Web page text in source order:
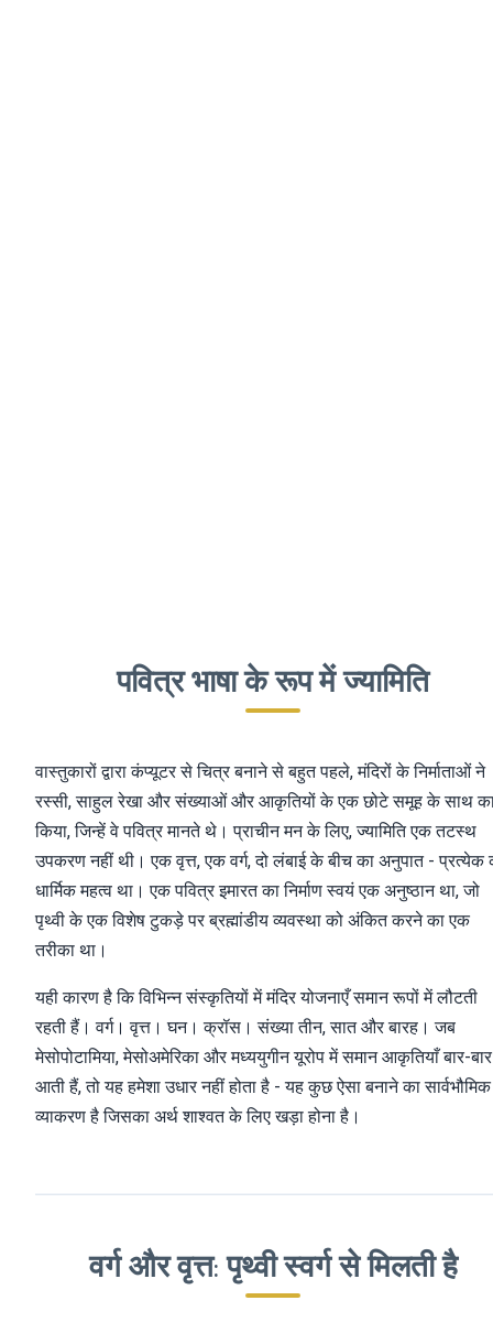
पवित्र भाषा के रूप में ज्यामिति
वास्तुकारों द्वारा कंप्यूटर से चित्र बनाने से बहुत पहले, मंदिरों के निर्माताओं ने
रस्सी, साहुल रेखा और संख्याओं और आकृतियों के एक छोटे समूह के साथ
किया, जिन्हें वे पवित्र मानते थे। प्राचीन मन के लिए, ज्यामिति एक तटस्थ
उपकरण नहीं थी। एक वृत्त, एक वर्ग, दो लंबाई के बीच का अनुपात - प्रत्येक
धार्मिक महत्व था। एक पवित्र इमारत का निर्माण स्वयं एक अनुष्ठान था, जो
पृथ्वी के एक विशेष टुकड़े पर ब्रह्मांडीय व्यवस्था को अंकित करने का एक
तरीका था।
यही कारण है कि विभिन्न संस्कृतियों में मंदिर योजनाएँ समान रूपों में लौटती
रहती हैं। वर्ग। वृत्त। घन। क्रॉस। संख्या तीन, सात और बारह। जब
मेसोपोटामिया, मेसोअमेरिका और मध्ययुगीन यूरोप में समान आकृतियाँ बार-बार
आती हैं, तो यह हमेशा उधार नहीं होता है - यह कुछ ऐसा बनाने का सार्वभौमिक
व्याकरण है जिसका अर्थ शाश्वत के लिए खड़ा होना है।
वर्ग और वृत्त: पृथ्वी स्वर्ग से मिलती है